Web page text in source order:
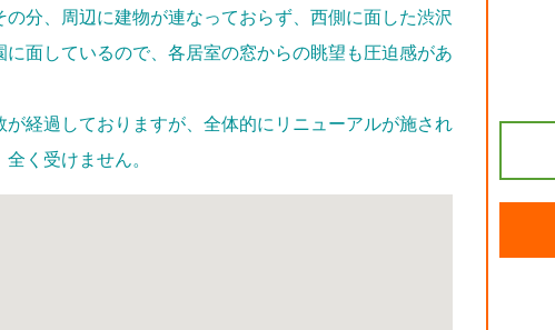
分、周辺に建物が連なっておらず、西側に面した渋沢
に面しているので、各居室の窓からの眺望も圧迫感があ
が経過しておりますが、全体的にリニューアルが施され
く受けません。